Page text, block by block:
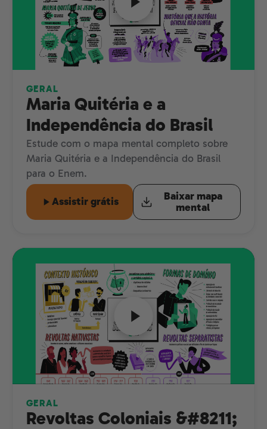
GERAL
Maria Quitéria e a
Independência do Brasil
Estude com o mapa mental completo sobre
Maria Quitéria e a Independência do Brasil
para o Enem.
Assistir grátis
Baixar mapa
mental
GERAL
Revoltas Coloniais &#8211;